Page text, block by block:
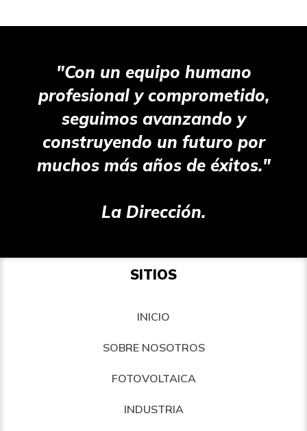
"Con un equipo humano
profesional y comprometido,
seguimos avanzando y
construyendo un futuro por
muchos más años de éxitos."
La Dirección.
SITIOS
INICIO
SOBRE NOSOTROS
FOTOVOLTAICA
INDUSTRIA